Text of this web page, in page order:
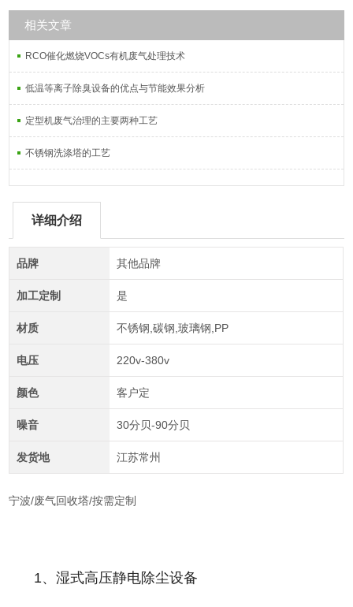
相关文章
RCO催化燃烧VOCs有机废气处理技术
低温等离子除臭设备的优点与节能效果分析
定型机废气治理的主要两种工艺
不锈钢洗涤塔的工艺
详细介绍
品牌 其他品牌
加工定制 是
材质 不锈钢,碳钢,玻璃钢,PP
电压 220v-380v
颜色 客户定
噪音 30分贝-90分贝
发货地 江苏常州
宁波/废气回收塔/按需定制
1、湿式高压静电除尘设备